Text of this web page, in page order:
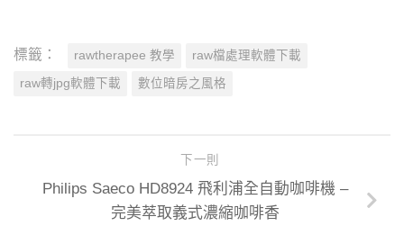
標籤： rawtherapee 教學 raw檔處理軟體下載
raw轉jpg軟體下載 數位暗房之風格
下一則
Philips Saeco HD8924 飛利浦全自動咖啡機 –
完美萃取義式濃縮咖啡香